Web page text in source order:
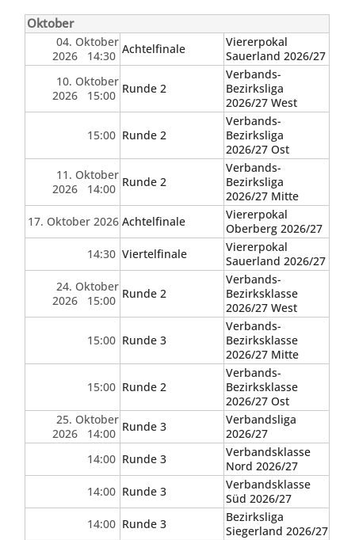
Oktober
04. Oktober
2026 14:30 Achtelfinale
Viererpokal
Sauerland 2026/27
10. Oktober
2026 15:00 Runde 2
Verbands-
Bezirksliga
2026/27 West
15:00 Runde 2
Verbands-
Bezirksliga
2026/27 Ost
11. Oktober
2026 14:00 Runde 2
Verbands-
Bezirksliga
2026/27 Mitte
17. Oktober 2026 Achtelfinale
Viererpokal
Oberberg 2026/27
14:30 Viertelfinale
Viererpokal
Sauerland 2026/27
24. Oktober
2026 15:00 Runde 2
Verbands-
Bezirksklasse
2026/27 West
15:00 Runde 3
Verbands-
Bezirksklasse
2026/27 Mitte
15:00 Runde 2
Verbands-
Bezirksklasse
2026/27 Ost
25. Oktober
2026 14:00 Runde 3
Verbandsliga
2026/27
14:00 Runde 3
Verbandsklasse
Nord 2026/27
14:00 Runde 3
Verbandsklasse
Süd 2026/27
14:00 Runde 3
Bezirksliga
Siegerland 2026/27